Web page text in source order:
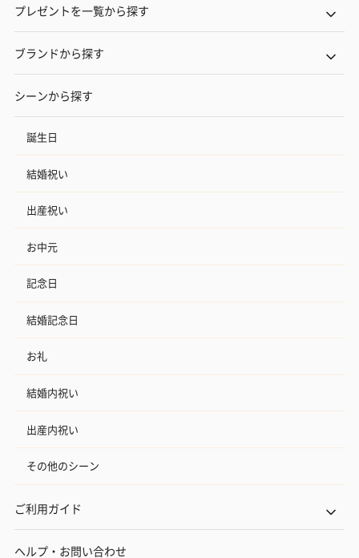
プレゼントを一覧から探す
ブランドから探す
シーンから探す
誕生日
結婚祝い
出産祝い
お中元
記念日
結婚記念日
お礼
結婚内祝い
出産内祝い
その他のシーン
ご利用ガイド
ヘルプ・お問い合わせ